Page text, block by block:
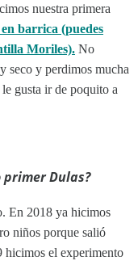
nuestra primera
barrica (puedes
Moriles). No
seco y perdimos mucha
le gusta ir de poquito a
primer Dulas?
En 2018 ya hicimos
niños porque salió
hicimos el experimento